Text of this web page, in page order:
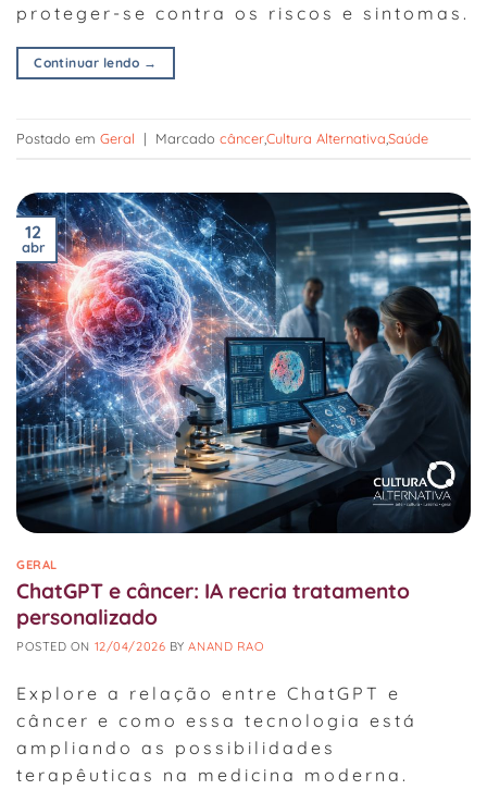
proteger-se contra os riscos e sintomas.
Continuar lendo →
Postado em Geral | Marcado câncerCultura AlternativaSaúde
12
abr
GERAL
ChatGPT e câncer: IA recria tratamento
personalizado
POSTED ON 12/04/2026 BYANAND RAO
Explore a relação entre ChatGPT e
câncer e como essa tecnologia está
ampliando as possibilidades
terapêuticas na medicina moderna.